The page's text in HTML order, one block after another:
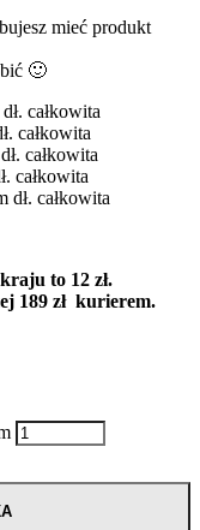
mieć produkt
🙂
całkowita
całkowita
całkowita
całkowita
dł. całkowita
to 12 zł.
189 zł kurierem.